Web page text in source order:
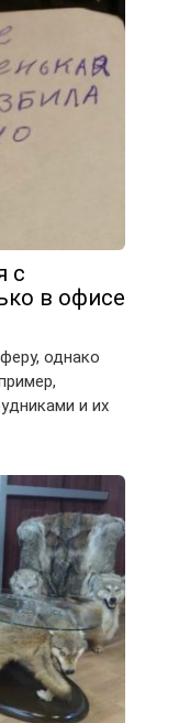
с
в офисе
однако
и их